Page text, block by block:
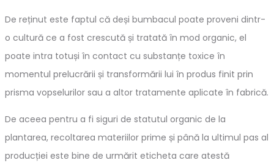
De reținut este faptul că deși bumbacul poate proveni dintr-
o cultură ce a fost crescută și tratată în mod organic, el
poate intra totuși în contact cu substanțe toxice în
momentul prelucrării și transformării lui în produs finit prin
prisma vopselurilor sau a altor tratamente aplicate în fabrică.
De aceea pentru a fi siguri de statutul organic de la
plantarea, recoltarea materiilor prime și până la ultimul pas al
producției este bine de urmărit eticheta care atestă